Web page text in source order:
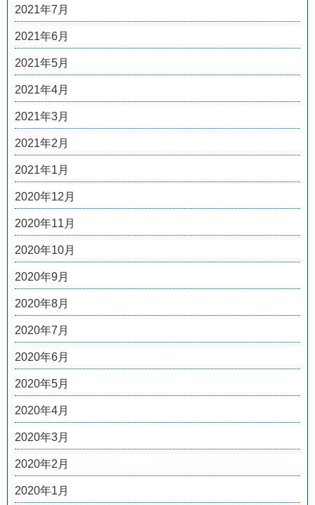
2021年7月
2021年6月
2021年5月
2021年4月
2021年3月
2021年2月
2021年1月
2020年12月
2020年11月
2020年10月
2020年9月
2020年8月
2020年7月
2020年6月
2020年5月
2020年4月
2020年3月
2020年2月
2020年1月